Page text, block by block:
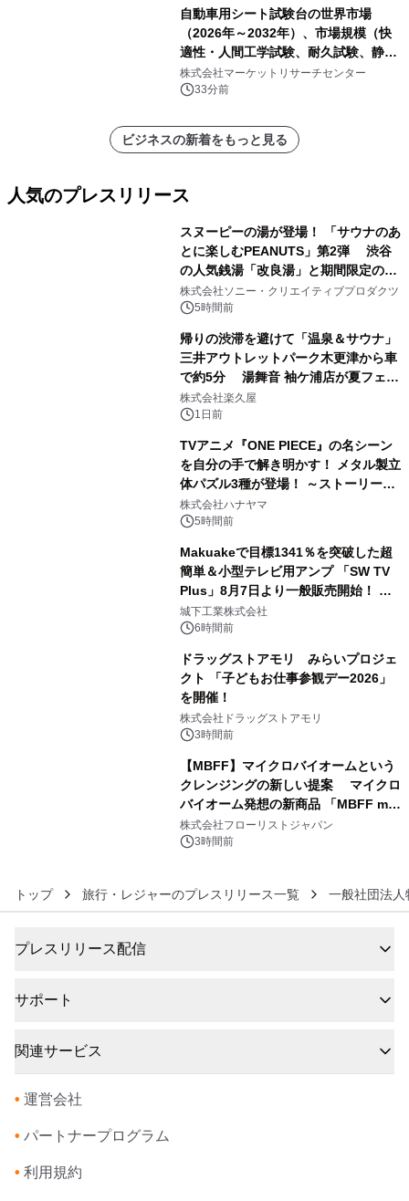
自動車用シート試験台の世界市場
（2026年～2032年）、市場規模（快
適性・人間工学試験、耐久試験、静的
試験、動的試験、その他）・分析レポ
ートを発表
株式会社マーケットリサーチセンター
33分前
ビジネスの新着をもっと見る
人気のプレスリリース
スヌーピーの湯が登場！ 「サウナのあ
とに楽しむPEANUTS」第2弾 渋谷
の人気銭湯「改良湯」と期間限定のコ
ラボレーション サウナイキタイコラ
ボグッズも発売決定！
株式会社ソニー・クリエイティブプロダクツ
5時間前
帰りの渋滞を避けて「温泉＆サウナ」
三井アウトレットパーク木更津から車
で約5分 湯舞音 袖ケ浦店が夏フェア
メニューを提供
株式会社楽久屋
1日前
TVアニメ『ONE PIECE』の名シーン
を自分の手で解き明かす！ メタル製立
体パズル3種が登場！ ～ストーリーと
ギミックが融合した 大人の体験型パズ
ルが8月7日(金)12時より先行予約受付
株式会社ハナヤマ
5時間前
Makuakeで目標1341％を突破した超
簡単＆小型テレビ用アンプ 「SW TV
Plus」8月7日より一般販売開始！ ケ
ーブル1本つなぐだけ、テレビの音が
ぐっと豊かに
城下工業株式会社
6時間前
ドラッグストアモリ みらいプロジェ
クト 「子どもお仕事参観デー2026」
を開催！
株式会社ドラッグストアモリ
3時間前
【MBFF】マイクロバイオームという
クレンジングの新しい提案 マイクロ
バイオーム発想の新商品 「MBFF mb
クレンジングPRO」を2026年8月6日
発売
株式会社フローリストジャパン
3時間前
トップ 旅行・レジャーのプレスリリース一覧 一般社団法
プレスリリース配信
サポート
関連サービス
• 運営会社
• パートナープログラム
• 利用規約